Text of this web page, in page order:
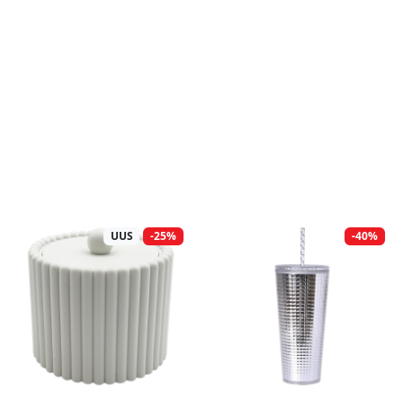
UUS -25% -40%